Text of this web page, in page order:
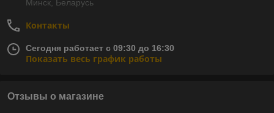
Минск, Беларусь
Контакты
Сегодня работает с 09:30 до 16:30
Показать весь график работы
Отзывы о магазине